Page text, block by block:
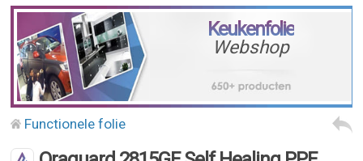
Keukenfolie
Webshop
Functionele folie